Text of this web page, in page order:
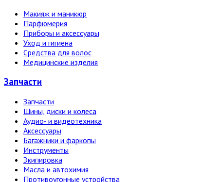
Макияж и маникюр
Парфюмерия
Приборы и аксессуары
Уход и гигиена
Средства для волос
Медицинские изделия
Запчасти
Запчасти
Шины, диски и колёса
Аудио- и видеотехника
Аксессуары
Багажники и фаркопы
Инструменты
Экипировка
Масла и автохимия
Противоугонные устройства